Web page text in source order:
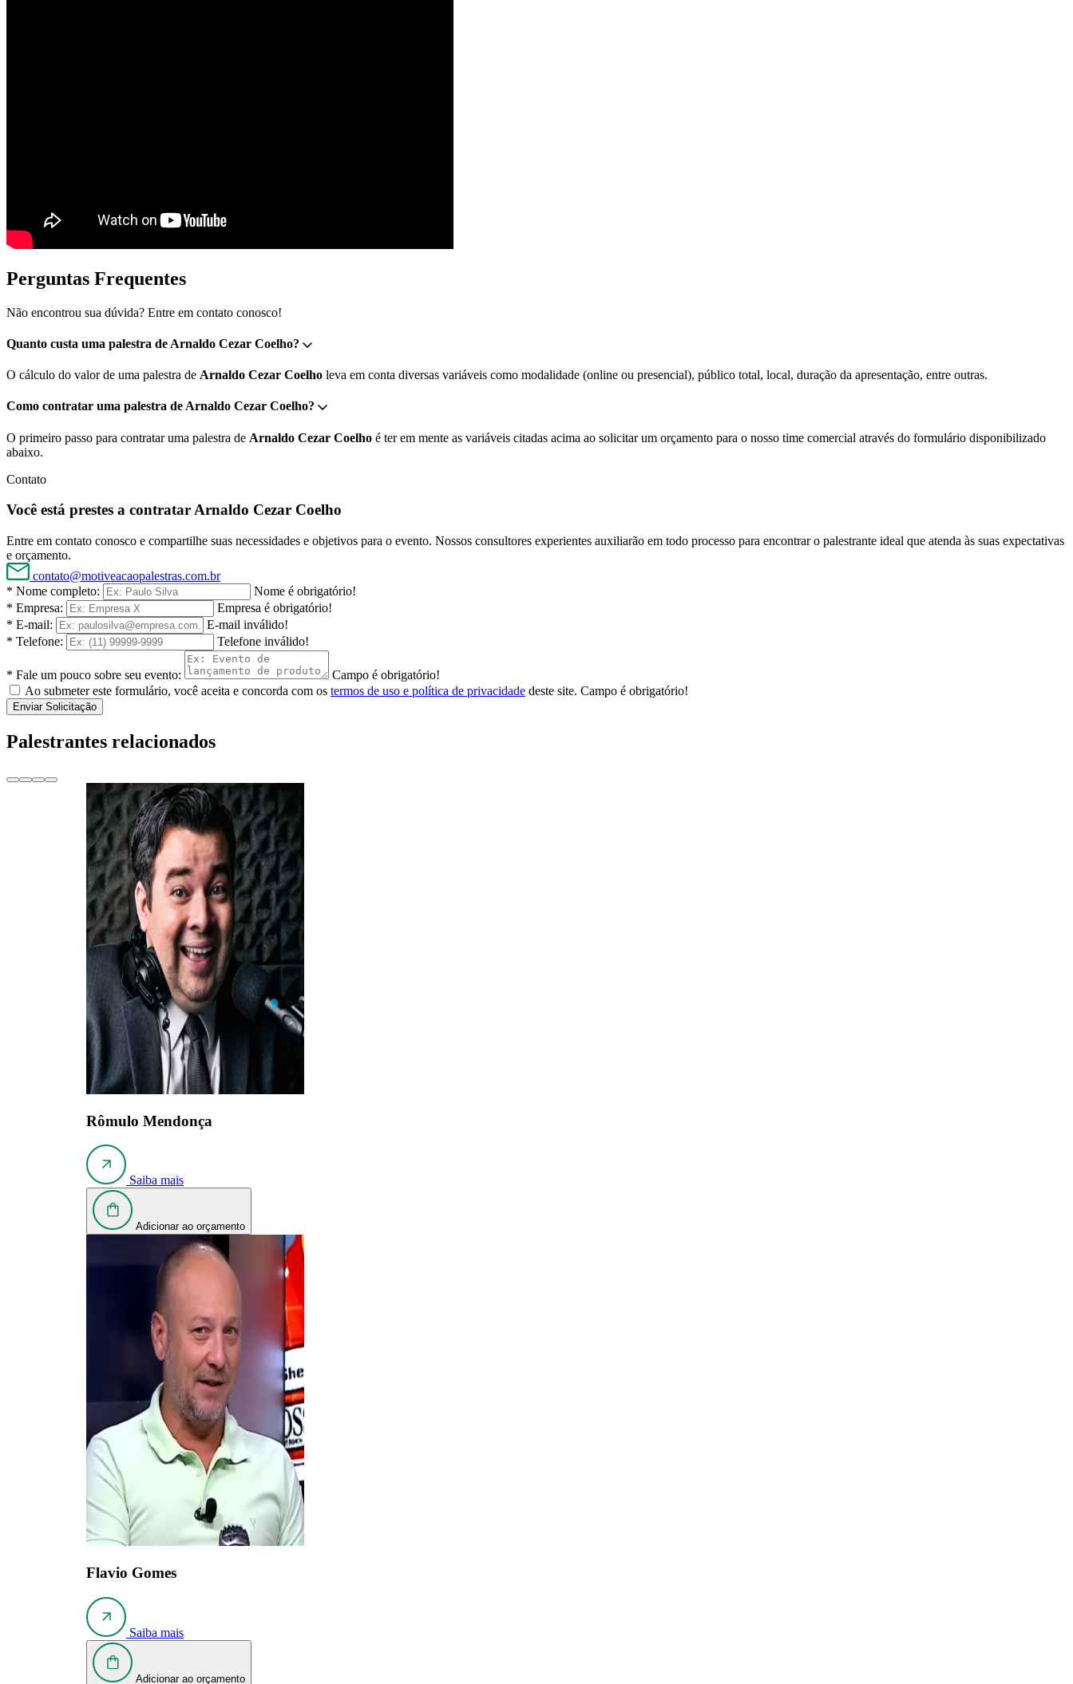
Perguntas Frequentes
Não encontrou sua dúvida? Entre em contato conosco!
Quanto custa uma palestra de Arnaldo Cezar Coelho?
O cálculo do valor de uma palestra de Arnaldo Cezar Coelho leva em conta diversas variáveis como modalidade (online ou presencial), público total, local, duração da apresentação, entre outras.
Como contratar uma palestra de Arnaldo Cezar Coelho?
O primeiro passo para contratar uma palestra de Arnaldo Cezar Coelho é ter em mente as variáveis citadas acima ao solicitar um orçamento para o nosso time comercial através do formulário disponibilizado
abaixo.
Contato
Você está prestes a contratar Arnaldo Cezar Coelho
Entre em contato conosco e compartilhe suas necessidades e objetivos para o evento. Nossos consultores experientes auxiliarão em todo processo para encontrar o palestrante ideal que atenda às suas expectativas
e orçamento.
contato@motiveacaopalestras.com.br
* Nome completo:
Nome é obrigatório!
* Empresa:
Empresa é obrigatório!
* E-mail:
E-mail inválido!
* Telefone:
Telefone inválido!
* Fale um pouco sobre seu evento:
Campo é obrigatório!
Ao submeter este formulário, você aceita e concorda com os termos de uso e política de privacidade deste site. Campo é obrigatório!
Enviar Solicitação
Palestrantes relacionados
Rômulo Mendonça
Saiba mais
Adicionar ao orçamento
Flavio Gomes
Saiba mais
Adicionar ao orçamento